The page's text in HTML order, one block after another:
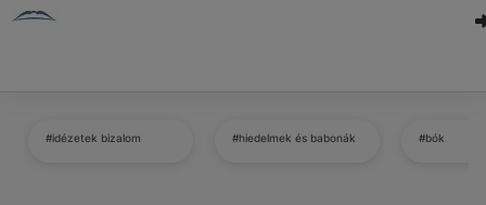
#idézetek bizalom #hiedelmek és babonák #bók